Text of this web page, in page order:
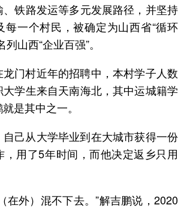
铁路发运等多元发展路径，并坚持
每一个村民，被确定为山西省“循环
山西“企业百强”。
门村近年的招聘中，本村学子人数
学生来自天南海北，其中运城籍学
是其中之一。
己从大学毕业到在大城市获得一份
，用了5年时间，而他决定返乡只用
在外）混不下去。”解吉鹏说，2020